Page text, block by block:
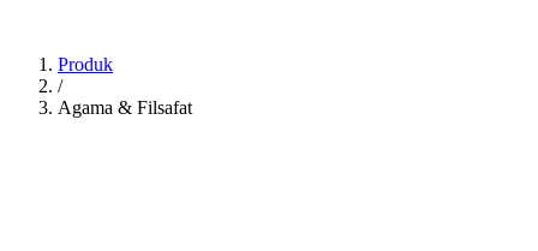
Produk
/
Agama & Filsafat